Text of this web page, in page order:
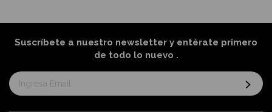
Suscríbete a nuestro newsletter y entérate primero
de todo lo nuevo .
Suscríbase
al